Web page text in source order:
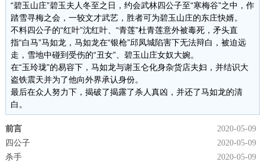
“碧玉山庄”碧玉夫人冬至之日，约会武林四公子至“寒梅谷”之中，作
踏雪寻梅之会，一较文才武艺，胜者可为碧玉山庄的东庄快婿。
不料四公子的“红叶”沈红叶、“青莲”杜青莲意外被毒死，矛头直
指“白马”马如龙，马如龙在“银枪”邱凤城陷害下无法辩白，被迫远
走，雪地中碰到受伤的“丑女”、碧玉山庄女奴大婉。
在“玉玲珑”的易容下，马如龙与谢玉仑化身杂货店夫妇，并结识大
盗铁震天并为了他向外界承认身份。
最后在众人努力下，揭破了揭露了杀人真凶，并还了马如龙的清
白。
2020-05-09
前言
2020-05-09
四公子
2020-05-09
杀手